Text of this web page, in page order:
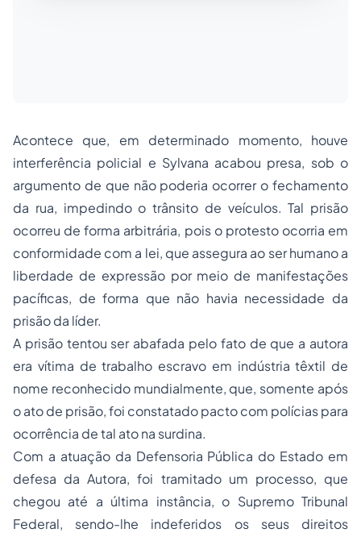
Acontece que, em determinado momento, houve
interferência policial e Sylvana acabou presa, sob o
argumento de que não poderia ocorrer o fechamento
da rua, impedindo o trânsito de veículos. Tal prisão
ocorreu de forma arbitrária, pois o protesto ocorria em
conformidade com a lei, que assegura ao ser humano a
liberdade de expressão por meio de manifestações
pacíficas, de forma que não havia necessidade da
prisão da líder.
A prisão tentou ser abafada pelo fato de que a autora
era vítima de trabalho escravo em indústria têxtil de
nome reconhecido mundialmente, que, somente após
o ato de prisão, foi constatado pacto com polícias para
ocorrência de tal ato na surdina.
Com a atuação da Defensoria Pública do Estado em
defesa da Autora, foi tramitado um processo, que
chegou até a última instância, o Supremo Tribunal
Federal, sendo-lhe indeferidos os seus direitos